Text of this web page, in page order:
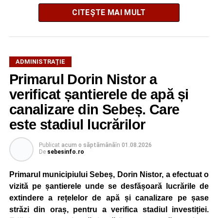
Potrivit autorităților locale, sistemul de iluminat public este
gestionat printr-un program automatizat de telegestiune,
care reglează intensitatea luminii în funcție de orele
exacte de apus și răsărit ale soarelui. Chiar dacă nivelul
de iluminare va fi redus în anumite intervale, iluminatul
stradal va rămâne funcțional pe întreaga durată a nopții.
Reprezentanții Primăriei Sebeș precizează că măsura nu
va afecta siguranța traficului rutier și pietonal, iar
vizibilitatea pe străzile municipiului va fi menținută la un
nivel corespunzător.
Administrația locală subliniază că decizia are caracter
temporar și este adoptată în contextul actualei situații
CITEȘTE MAI MULT
ADMINISTRAȚIE
Primarul Dorin Nistor a
verificat șantierele de apă și
canalizare din Sebeș. Care
este stadiul lucrărilor
Publicat acum o săptămânăîn 01.08.2026
De sebesinfo.ro
Primarul municipiului Sebeș, Dorin Nistor, a efectuat o
vizită pe șantierele unde se desfășoară lucrările de
extindere a rețelelor de apă și canalizare pe șase
străzi din oraș, pentru a verifica stadiul investiției.